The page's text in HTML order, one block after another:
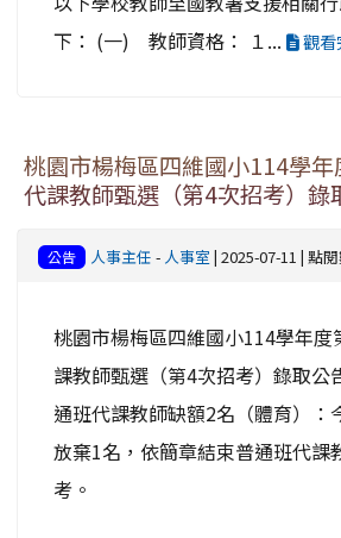
下： (一) 教師資格： １...
觀看
桃園市楊梅區四維國小114學
代課教師甄選（第4次招考）錄
公告 人事主任 - 人事室 | 2025-07-11 | 點
桃園市楊梅區四維國小114學年度
課教師甄選（第4次招考）錄取公
通班代課教師缺額2名（體育）：
放棄1名，依簡章結束普通班代課
考。